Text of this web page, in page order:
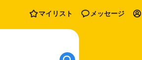
マイリスト メッセージ